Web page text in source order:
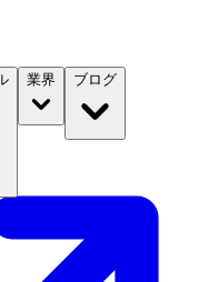
業界 ブログ